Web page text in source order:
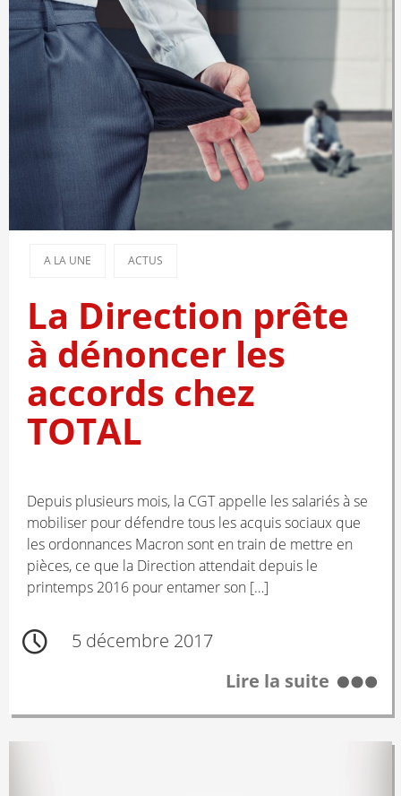
A LA UNE ACTUS
La Direction prête
à dénoncer les
accords chez
TOTAL
Depuis plusieurs mois, la CGT appelle les salariés à se
mobiliser pour défendre tous les acquis sociaux que
les ordonnances Macron sont en train de mettre en
pièces, ce que la Direction attendait depuis le
printemps 2016 pour entamer son […]
5 décembre 2017
Lire la suite